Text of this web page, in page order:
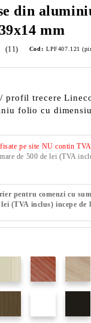
din
mm
(11) Cod: LPF407.121
profil trecere
folio cu
pe site NU contin
de 500 de lei (TVA
pentru comenzi cu
lei (TVA inclus) incepe de